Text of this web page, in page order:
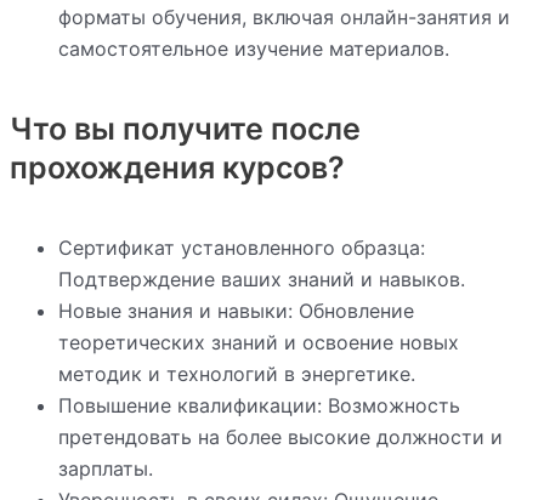
форматы обучения, включая онлайн-занятия и
самостоятельное изучение материалов.
Что вы получите после
прохождения курсов?
Сертификат установленного образца:
Подтверждение ваших знаний и навыков.
Новые знания и навыки: Обновление
теоретических знаний и освоение новых
методик и технологий в энергетике.
Повышение квалификации: Возможность
претендовать на более высокие должности и
зарплаты.